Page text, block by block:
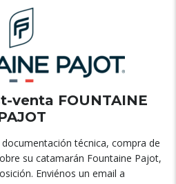
venta FOUNTAINE
técnica, compra de
su catamarán Fountaine Pajot,
. Enviénos un email a